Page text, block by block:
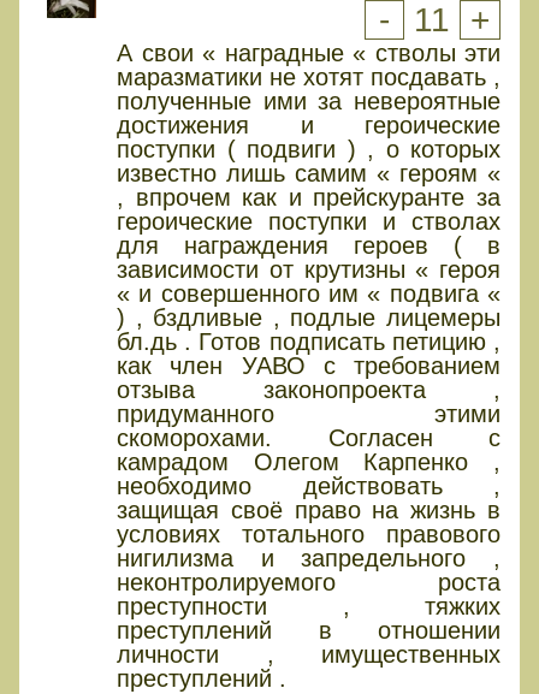
- 11 +
А свои « наградные « стволы эти
маразматики не хотят посдавать ,
полученные ими за невероятные
достижения и героические
поступки ( подвиги ) , о которых
известно лишь самим « героям «
, впрочем как и прейскуранте за
героические поступки и стволах
для награждения героев ( в
зависимости от крутизны « героя
« и совершенного им « подвига «
) , бздливые , подлые лицемеры
бл.дь . Готов подписать петицию ,
как член УАВО с требованием
отзыва законопроекта ,
придуманного этими
скоморохами. Согласен с
камрадом Олегом Карпенко ,
необходимо действовать ,
защищая своё право на жизнь в
условиях тотального правового
нигилизма и запредельного ,
неконтролируемого роста
преступности , тяжких
преступлений в отношении
личности , имущественных
преступлений .